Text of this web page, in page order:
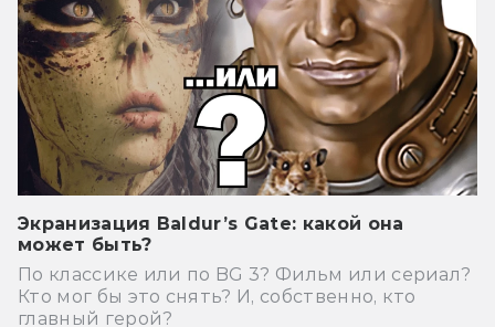
Экранизация Baldur’s Gate: какой она
может быть?
По классике или по BG 3? Фильм или сериал?
Кто мог бы это снять? И, собственно, кто
главный герой?